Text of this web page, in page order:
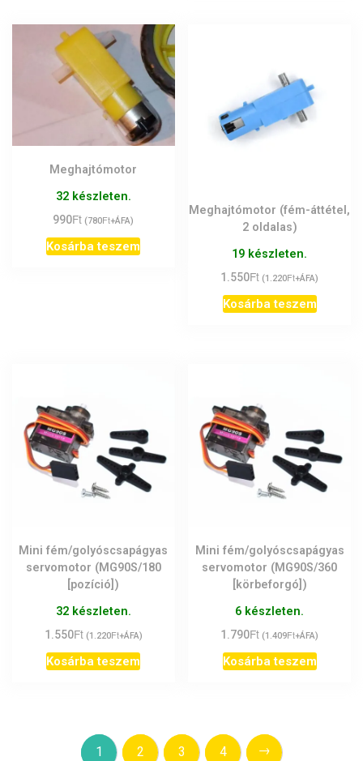
Meghajtómotor
32 készleten.
990Ft (780Ft+ÁFA)
Kosárba teszem
Meghajtómotor (fém-áttétel,
2 oldalas)
19 készleten.
1.550Ft (1.220Ft+ÁFA)
Kosárba teszem
Mini fém/golyóscsapágyas
servomotor (MG90S/180
[pozíció])
32 készleten.
1.550Ft (1.220Ft+ÁFA)
Kosárba teszem
Mini fém/golyóscsapágyas
servomotor (MG90S/360
[körbeforgó])
6 készleten.
1.790Ft (1.409Ft+ÁFA)
Kosárba teszem
1 2 3 4 →